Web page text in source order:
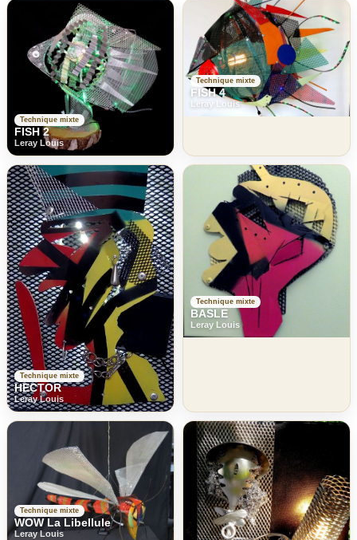
Technique mixte
FISH 2
Leray Louis
Technique mixte
FISH 4
Leray Louis
Technique mixte
HECTOR
Leray Louis
Technique mixte
BASLE
Leray Louis
Technique mixte
WOW La Libellule
Leray Louis